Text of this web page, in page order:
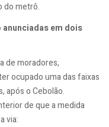
do metrô.
anunciadas em dois
de moradores,
ocupado uma das faixas
após o Cebolão.
de que a medida
via: